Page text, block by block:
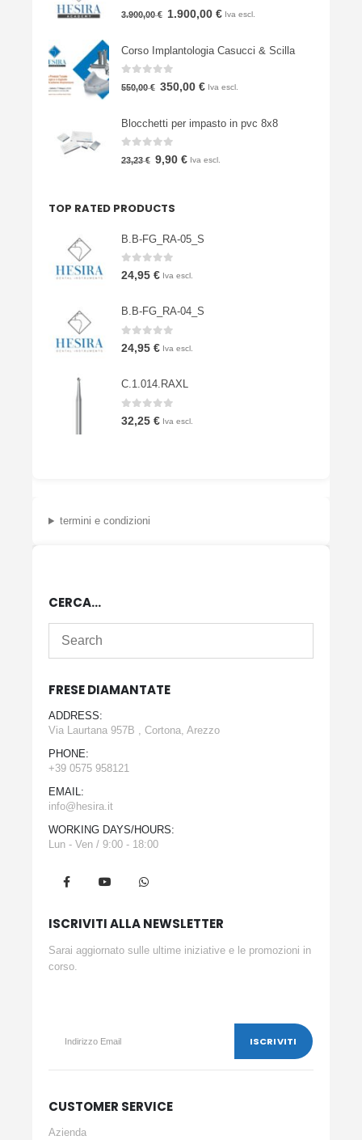
3.900,00€ Il
originale
era:
3.900,00 €.
1.900,00 €Il
attuale
1.900,00 €.
Iva escl.
Corso Implantologia Casucci & Scilla
550,00€ Il
originale
era:
550,00 €.
350,00 €Il
attuale
350,00 €.
Iva escl.
Blocchetti per impasto in pvc 8x8
23,23€ Il
23,23 €.
9,90 €Il
9,90 €.
Iva escl.
TOP RATED PRODUCTS
B.B-FG_RA-05_S
0 Su 5
24,95 € Iva escl.
B.B-FG_RA-04_S
0 Su 5
24,95 € Iva escl.
C.1.014.RAXL
0 Su 5
32,25 € Iva escl.
termini e condizioni
CERCA…
FRESE DIAMANTATE
ADDRESS:
Via Laurtana 957B , Cortona, Arezzo
PHONE:
+39 0575 958121
EMAIL:
info@hesira.it
WORKING DAYS/HOURS:
Lun - Ven / 9:00 - 18:00
ISCRIVITI ALLA NEWSLETTER
Sarai aggiornato sulle ultime iniziative e le promozioni in
corso.
CUSTOMER SERVICE
Azienda